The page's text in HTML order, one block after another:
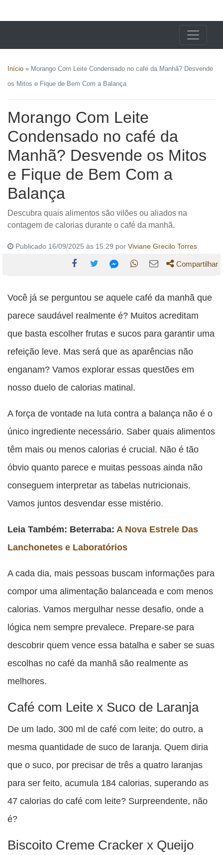
Início » Morango Com Leite Condensado no café da Manhã? Desvende
os Mitos e Fique de Bem Com a Balança
Morango Com Leite
Condensado no café da
Manhã? Desvende os Mitos
e Fique de Bem Com a
Balança
Descubra quais alimentos são vilões ou aliados na
contagem de calorias durante o café da manhã.
Publicado 16/09/2025 às 15:29 por Viviane Grecilo Torres
esta
publicação
esta
publicação
esta
publicação
esta
publicação
WhatsApp
esta
publicação
Email
Compartilhar
Você já se perguntou se aquele café da manhã que
parece saudável realmente é? Muitos acreditam
que basta escolher frutas e sucos para garantir uma
refeição leve. Mas será que as aparências não
enganam? Vamos explorar essas questões em
nosso duelo de calorias matinal.
A força de vontade na luta contra a balança não é o
único ingrediente necessário. Saber quais alimentos
têm mais ou menos calorias é crucial. Não é tão
óbvio quanto parece e muitas pessoas ainda não
conseguem interpretar as tabelas nutricionais.
Vamos juntos desvendar esse mistério.
Leia Também: Beterraba: A Nova Estrele Das
Lanchonetes e Laboratórios
A cada dia, mais pessoas buscam informações para
compor uma alimentação balanceada e com menos
calorias. Vamos mergulhar nesse desafio, onde a
lógica nem sempre prevalece. Prepare-se para
descobrir quem vence essa batalha e saber se suas
escolhas no café da manhã são realmente as
melhores.
Café com Leite x Suco de Laranja
De um lado, 300 ml de café com leite; do outro, a
mesma quantidade de suco de laranja. Quem diria
que o suco, por precisar de três a quatro laranjas
para ser feito, acumula 184 calorias, superando as
47 calorias do café com leite? Surpreendente, não
é?
Biscoito Creme Cracker x Queijo